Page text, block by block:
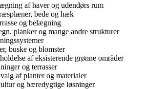
af haver og udendørs rum
bede og hæk
og belægning
planker og mange andre strukturer
buske og blomster
af eksisterende grønne områder
og terrasser
af planter og materialer
og bæredygtige løsninger